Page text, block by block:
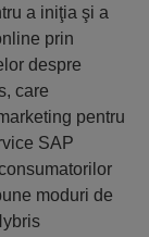
a iniţia şi a
prin
despre
care
pentru
SAP
moduri de